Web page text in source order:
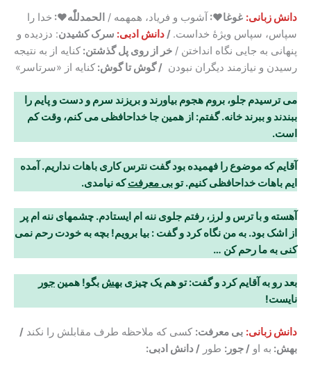
دانش زبانی: غوغا♥: آشوب و فریاد، همهمه / الحمدللّٰه♥: خدا را
سپاس، سپاس ویژهٔ خداست. /دانش ادبی: سرک کشیدن: دزدیده و
پنهانی به جایی نگاه انداختن / خر از روی پل گذشتن: کنایه از به نتیجه
رسیدن و نیازمند دیگران نبودن / گوش تا گوش: کنایه از «سرتاسر»
می ترسیدم جلو، بروم هجوم بیاورند و بریزند سرم و دست و پایم را
ببندند و ببرند خانه. گفتم: از همین جا خداحافظی می کنم، وقت کم
است.
آقایم که موضوع را فهمیده بود گفت نترس کاری باهات نداریم. آمده
ایم باهات خداحافظی کنیم. تو بی معرفتکه نیامدی.
آهسته و با ترس و لرز، رفتم جلوی ننه ام ایستادم. چشمهای ننه ام پر
از اشک بود. به من نگاه کرد و گفت : بیا برویم! بچه به خودت رحم نمی
کنی به ما رحم کن …
بعد رو به آقایم کرد و گفت: تو هم یک چیزی بهش بگو! همین جور
نایست!
دانش زبانی: بی معرفت: کسی که ملاحظه طرف مقابلش را نکند /
بهش: به او / جور: طور / دانش ادبی: